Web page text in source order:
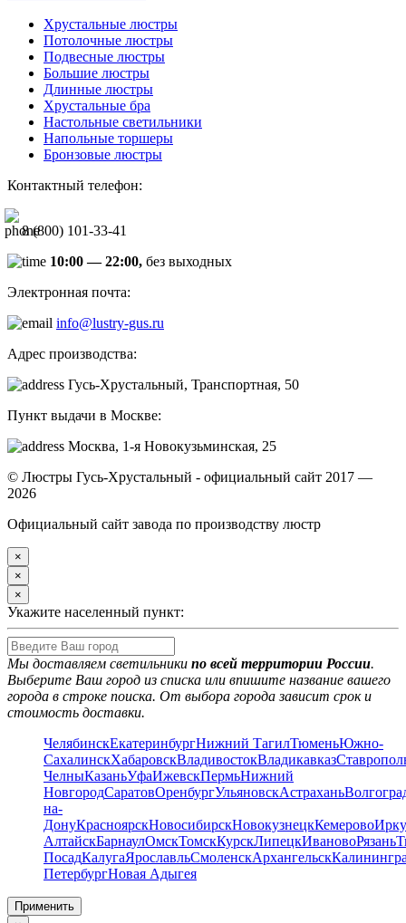
Хрустальные люстры
Потолочные люстры
Подвесные люстры
Большие люстры
Длинные люстры
Хрустальные бра
Настольные светильники
Напольные торшеры
Бронзовые люстры
Контактный телефон:
8 (800) 101-33-41
10:00 — 22:00, без выходных
Электронная почта:
info@lustry-gus.ru
Адрес производства:
Гусь-Хрустальный, Транспортная, 50
Пункт выдачи в Москве:
Москва, 1-я Новокузьминская, 25
© Люстры Гусь-Хрустальный - официальный сайт 2017 —
2026
Официальный сайт завода по производству люстр
×
×
×
Укажите населенный пункт:
Мы доставляем светильники по всей территории России.
Выберите Ваш город из списка или впишите название вашего
города в строке поиска. От выбора города зависит срок и
стоимость доставки.
ЧелябинскЕкатеринбургНижний ТагилТюменьЮжно-
СахалинскХабаровскВладивостокВладикавказ
ЧелныКазаньУфаИжевскПермьНижний
НовгородСаратовОренбургУльяновскАстрахань
на-
ДонуКрасноярскНовосибирскНовокузнецкКемерово
АлтайскБарнаулОмскТомскКурскЛипецкИвановоРязань
ПосадКалугаЯрославльСмоленскАрхангельск
ПетербургНовая Адыгея
Применить